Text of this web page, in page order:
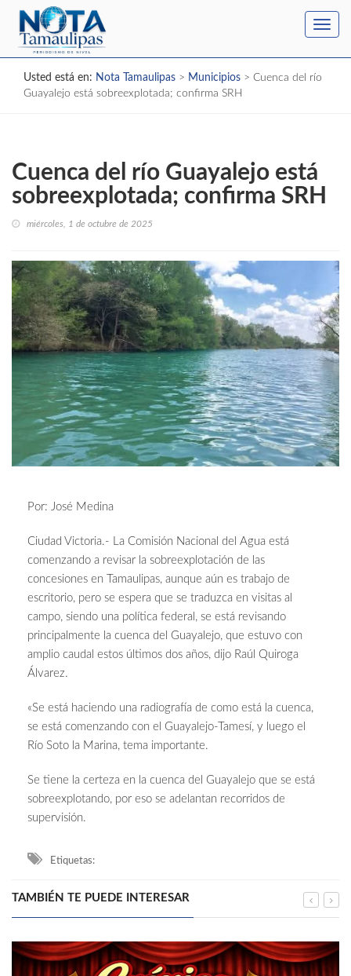
Usted está en: Nota Tamaulipas > Municipios > Cuenca del río
Guayalejo está sobreexplotada; confirma SRH
Cuenca del río Guayalejo está
sobreexplotada; confirma SRH
miércoles, 1 de octubre de 2025
Por: José Medina
Ciudad Victoria.- La Comisión Nacional del Agua está
comenzando a revisar la sobreexplotación de las
concesiones en Tamaulipas, aunque aún es trabajo de
escritorio, pero se espera que se traduzca en visitas al
campo, siendo una política federal, se está revisando
principalmente la cuenca del Guayalejo, que estuvo con
amplio caudal estos últimos dos años, dijo Raúl Quiroga
Álvarez.
«Se está haciendo una radiografía de como está la cuenca,
se está comenzando con el Guayalejo-Tamesí, y luego el
Río Soto la Marina, tema importante.
Se tiene la certeza en la cuenca del Guayalejo que se está
sobreexplotando, por eso se adelantan recorridos de
supervisión.
Etiquetas:
TAMBIÉN TE PUEDE INTERESAR